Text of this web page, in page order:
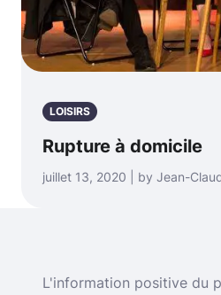
LOISIRS
Rupture à domicile
juillet 13, 2020 | by Jean-
L'information positive du